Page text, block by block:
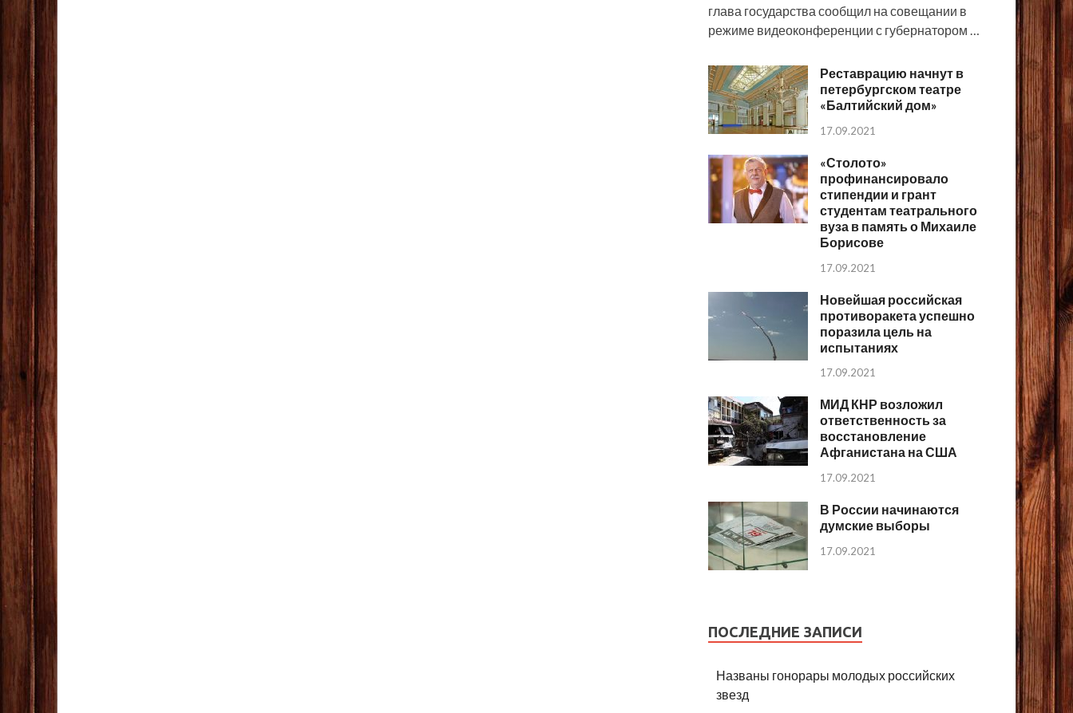
глава государства сообщил на совещании в
режиме видеоконференции с губернатором …
Реставрацию начнут в
петербургском театре
«Балтийский дом»
17.09.2021
«Столото»
профинансировало
стипендии и грант
студентам театрального
вуза в память о Михаиле
Борисове
17.09.2021
Новейшая российская
противоракета успешно
поразила цель на
испытаниях
17.09.2021
МИД КНР возложил
ответственность за
восстановление
Афганистана на США
17.09.2021
В России начинаются
думские выборы
17.09.2021
ПОСЛЕДНИЕ ЗАПИСИ
Названы гонорары молодых российских
звезд